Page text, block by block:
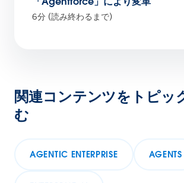
6分 (読み終わるまで)
関連コンテンツをトピッ
む
AGENTIC ENTERPRISE AGENTS